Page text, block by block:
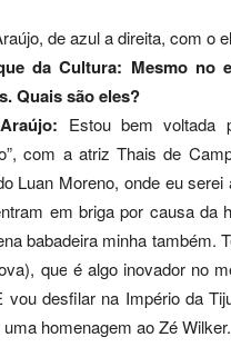
de azul a direita, com o
da Cultura: Mesmo no
Quais são eles?
Estou bem voltada
com a atriz Thais de
Luan Moreno, onde eu
em briga por causa da
babadeira minha também.
que é algo inovador no
vou desfilar na Império da
uma homenagem ao Zé Wilker.